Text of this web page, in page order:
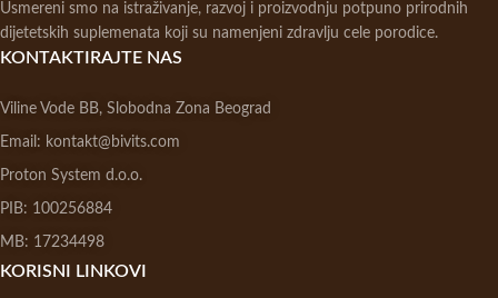
Usmereni smo na istraživanje, razvoj i proizvodnju potpuno prirodnih
dijetetskih suplemenata koji su namenjeni zdravlju cele porodice.
KONTAKTIRAJTE NAS
Viline Vode BB, Slobodna Zona Beograd
Email: kontakt@bivits.com
Proton System d.o.o.
PIB: 100256884
MB: 17234498
KORISNI LINKOVI